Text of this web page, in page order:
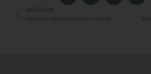
k
Ant
ANTERIOR